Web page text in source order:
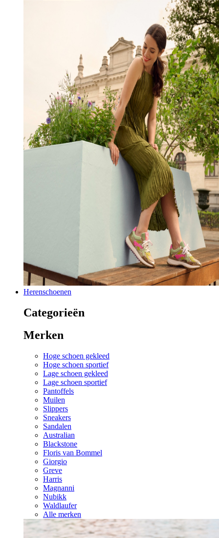
Herenschoenen
Categorieën
Merken
Hoge schoen gekleed
Hoge schoen sportief
Lage schoen gekleed
Lage schoen sportief
Pantoffels
Muilen
Slippers
Sneakers
Sandalen
Australian
Blackstone
Floris van Bommel
Giorgio
Greve
Harris
Magnanni
Nubikk
Waldlaufer
Alle merken